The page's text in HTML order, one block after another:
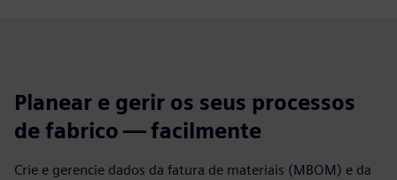
Planear e gerir os seus processos
de fabrico — facilmente
Crie e gerencie dados da fatura de materiais (MBOM) e da